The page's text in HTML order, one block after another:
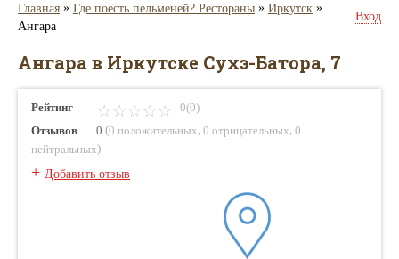
Главная » Где поесть пельменей? Рестораны » Иркутск »
Ангара
Вход
Ангара в Иркутске Сухэ-Батора, 7
Рейтинг
0(0)
Отзывов
0 (0 положительных 0 отрицательных 0
нейтральных)
+ Добавить отзыв